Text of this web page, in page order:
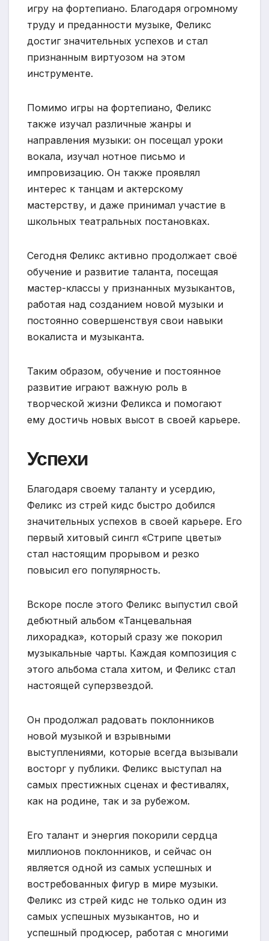
игру на фортепиано. Благодаря огромному
труду и преданности музыке, Феликс
достиг значительных успехов и стал
признанным виртуозом на этом
инструменте.
Помимо игры на фортепиано, Феликс
также изучал различные жанры и
направления музыки: он посещал уроки
вокала, изучал нотное письмо и
импровизацию. Он также проявлял
интерес к танцам и актерскому
мастерству, и даже принимал участие в
школьных театральных постановках.
Сегодня Феликс активно продолжает своё
обучение и развитие таланта, посещая
мастер-классы у признанных музыкантов,
работая над созданием новой музыки и
постоянно совершенствуя свои навыки
вокалиста и музыканта.
Таким образом, обучение и постоянное
развитие играют важную роль в
творческой жизни Феликса и помогают
ему достичь новых высот в своей карьере.
Успехи
Благодаря своему таланту и усердию,
Феликс из стрей кидс быстро добился
значительных успехов в своей карьере. Его
первый хитовый сингл «Стрипе цветы»
стал настоящим прорывом и резко
повысил его популярность.
Вскоре после этого Феликс выпустил свой
дебютный альбом «Танцевальная
лихорадка», который сразу же покорил
музыкальные чарты. Каждая композиция с
этого альбома стала хитом, и Феликс стал
настоящей суперзвездой.
Он продолжал радовать поклонников
новой музыкой и взрывными
выступлениями, которые всегда вызывали
восторг у публики. Феликс выступал на
самых престижных сценах и фестивалях,
как на родине, так и за рубежом.
Его талант и энергия покорили сердца
миллионов поклонников, и сейчас он
является одной из самых успешных и
востребованных фигур в мире музыки.
Феликс из стрей кидс не только один из
самых успешных музыкантов, но и
успешный продюсер, работая с многими